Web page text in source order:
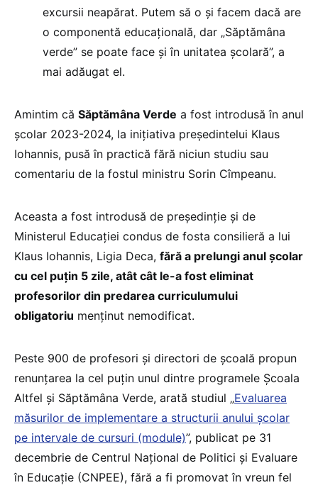
excursii neapărat. Putem să o și facem dacă are
o componentă educațională, dar „Săptămâna
verde” se poate face și în unitatea școlară”, a
mai adăugat el.
Amintim că Săptămâna Verde a fost introdusă în anul
școlar 2023-2024, la inițiativa președintelui Klaus
Iohannis, pusă în practică fără niciun studiu sau
comentariu de la fostul ministru Sorin Cîmpeanu.
Aceasta a fost introdusă de președinție și de
Ministerul Educației condus de fosta consilieră a lui
Klaus Iohannis, Ligia Deca, fără a prelungi anul școlar
cu cel puțin 5 zile, atât cât le-a fost eliminat
profesorilor din predarea curriculumului
obligatoriu menținut nemodificat.
Peste 900 de profesori și directori de școală propun
renunțarea la cel puțin unul dintre programele Școala
Altfel și Săptămâna Verde, arată studiul „Evaluarea
măsurilor de implementare a structurii anului școlar
pe intervale de cursuri (module)”, publicat pe 31
decembrie de Centrul Național de Politici și Evaluare
în Educație (CNPEE), fără a fi promovat în vreun fel